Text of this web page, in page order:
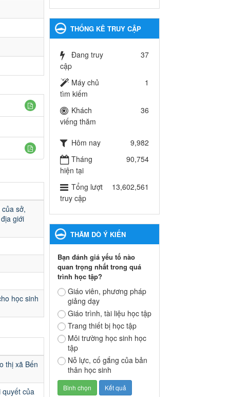
sở,
giới
học sinh
thị xã Bến
quyết của
thẩm quyền giải quyết của sở,
ban, ngành, Ủy ban nhân dân
cấp xã thực hiện phi địa giới
hành chính trên địa bàn tỉnh
Bình Dương
Ngày ban hành: 13/03/2025
Kế hoạch Phổ biến, giáo
dục pháp luật năm 2025 của
thành phố Bến Cát
pháp luật năm 2025 của
ngành Giáo dục và Đào tạo
thành phố Bến Cát
Ngày ban hành: 28/02/2025
Quyết định công bố thủ tục
hành chính bị bãi bỏ trong
lĩnh vực giáo dục đào tạo
thuộc hệ giáo dục quốc
dân và cơ sở giáo dục khác
thuộc thẩm quyền giải
quyết của Sở Giáo dục và
Đào tạo, Ủy ban nhân dân
cấp huyện
Quyết định công bố thủ tục
hành chính bị bãi bỏ trong lĩnh
vực giáo dục đào tạo thuộc hệ
giáo dục quốc dân và cơ sở
giáo dục khác thuộc thẩm
quyền giải quyết của Sở Giáo
dục và Đào tạo, Ủy ban nhân
dân cấp huyện
Ngày ban hành: 30/09/2024
THỐNG KÊ TRUY CẬP
Đang truy
cập
37
Máy chủ
tìm kiếm
1
Khách
viếng thăm
36
Hôm nay
9,982
Tháng
hiện tại
90,754
Tổng lượt
truy cập
13,602,561
THĂM DÒ Ý KIẾN
Bạn đánh giá yếu tố nào
quan trọng nhất trong quá
trình học tập?
Giáo viên, phương pháp
giảng dạy
Giáo trình, tài liệu học tập
Trang thiết bị học tập
Môi trường học sinh học
tập
Nỗ lực, cố gắng của bản
thân học sinh